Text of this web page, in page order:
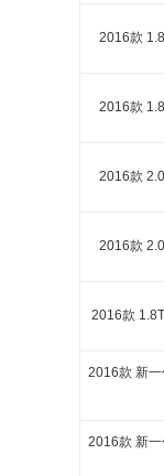
2016款
2016款
2016款
2016款
2016款
2016款 新
2016款 新